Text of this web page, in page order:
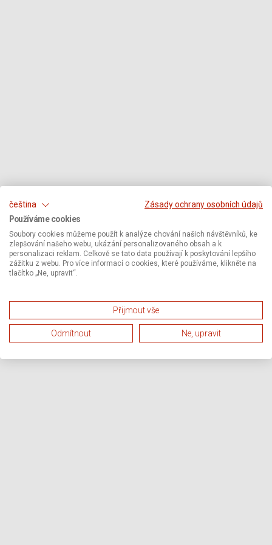
čeština
Zásady ochrany osobních údajů
Používáme cookies
Soubory cookies můžeme použít k analýze chování našich návštěvníků, ke
zlepšování našeho webu, ukázání personalizovaného obsah a k
personalizaci reklam. Celkově se tato data používají k poskytování lepšího
zážitku z webu. Pro více informací o cookies, které používáme, klikněte na
tlačítko „Ne, upravit“.
Přijmout vše
Odmítnout Ne, upravit